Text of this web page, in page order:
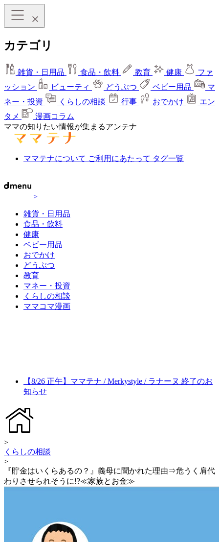
カテゴリ
雑貨・日用品 食品・飲料 教育 健康
ファ
ッション
ビューティ どうぶつ ベビー用品
マ
ネー・投資
くらしの相談 行事 おでかけ
エン
タメ
漫画コラム
ママの知りたい情報が集まるアンテナ
ママテナについて ご利用にあたって タグ一覧
>
雑貨・日用品
食品・飲料
健康
ベビー用品
おでかけ
どうぶつ
教育
マネー・投資
くらしの相談
ママコマ漫画
【8/26 正午】ママテナ / Merkystyle / ラナーヌ 終了のお
知らせ
>
くらしの相談
>
『貯金はいくらあるの？』義母に聞かれた理由⇒危うく肩代
わりさせられそうに!?≪家族とお金≫